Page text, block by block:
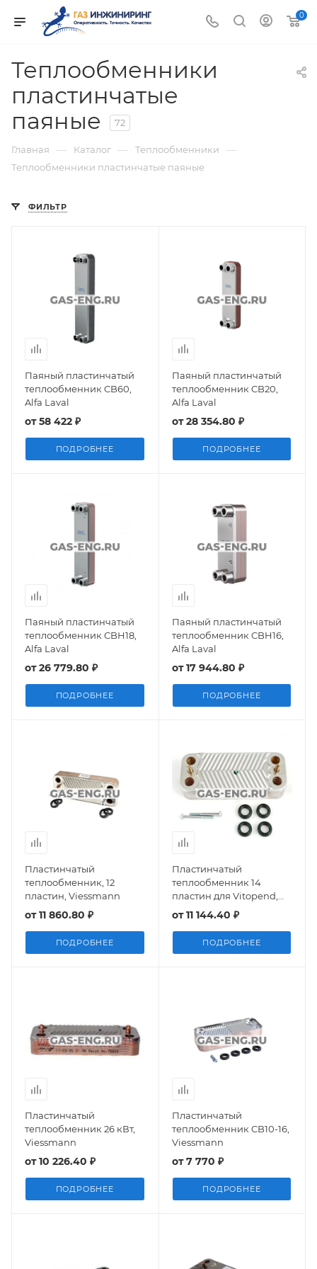
0
Теплообменники
пластинчатые
паяные
72
Главная — Каталог — Теплообменники —
Теплообменники пластинчатые паяные
ФИЛЬТР
Паяный пластинчатый
теплообменник CB60,
Alfa Laval
от58 422 ₽
ПОДРОБНЕЕ
Паяный пластинчатый
теплообменник CB20,
Alfa Laval
от28 354.80 ₽
ПОДРОБНЕЕ
Паяный пластинчатый
теплообменник CBH18,
Alfa Laval
от26 779.80 ₽
ПОДРОБНЕЕ
Паяный пластинчатый
теплообменник CBH16,
Alfa Laval
от17 944.80 ₽
ПОДРОБНЕЕ
Пластинчатый
теплообменник, 12
пластин, Viessmann
от11 860.80 ₽
ПОДРОБНЕЕ
Пластинчатый
теплообменник 14
пластин для Vitopend,
Viessmann
от11 144.40 ₽
ПОДРОБНЕЕ
Пластинчатый
теплообменник 26 кВт,
Viessmann
от10 226.40 ₽
ПОДРОБНЕЕ
Пластинчатый
теплообменник CB10-16,
Viessmann
от7 770 ₽
ПОДРОБНЕЕ